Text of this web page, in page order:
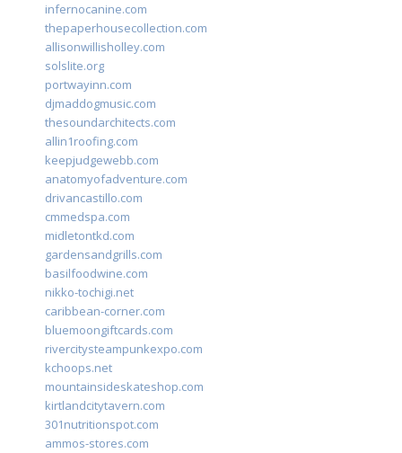
infernocanine.com
thepaperhousecollection.com
allisonwillisholley.com
solslite.org
portwayinn.com
djmaddogmusic.com
thesoundarchitects.com
allin1roofing.com
keepjudgewebb.com
anatomyofadventure.com
drivancastillo.com
cmmedspa.com
midletontkd.com
gardensandgrills.com
basilfoodwine.com
nikko-tochigi.net
caribbean-corner.com
bluemoongiftcards.com
rivercitysteampunkexpo.com
kchoops.net
mountainsideskateshop.com
kirtlandcitytavern.com
301nutritionspot.com
ammos-stores.com